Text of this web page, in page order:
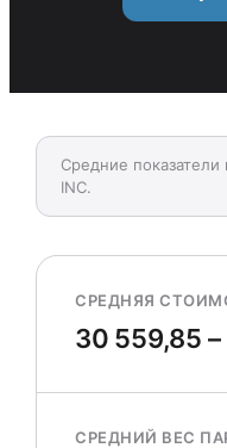
Средние показатели
INC.
СРЕДНЯЯ
30 559,85
СРЕДНИЙ ВЕС